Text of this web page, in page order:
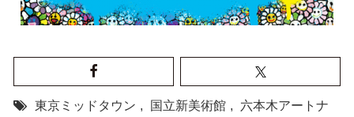
東京ミッドタウン , 国立新美術館 ,
六本木アートナ